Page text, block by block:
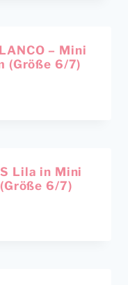
– Mini
(Größe 6/7)
Lila in Mini
6/7)